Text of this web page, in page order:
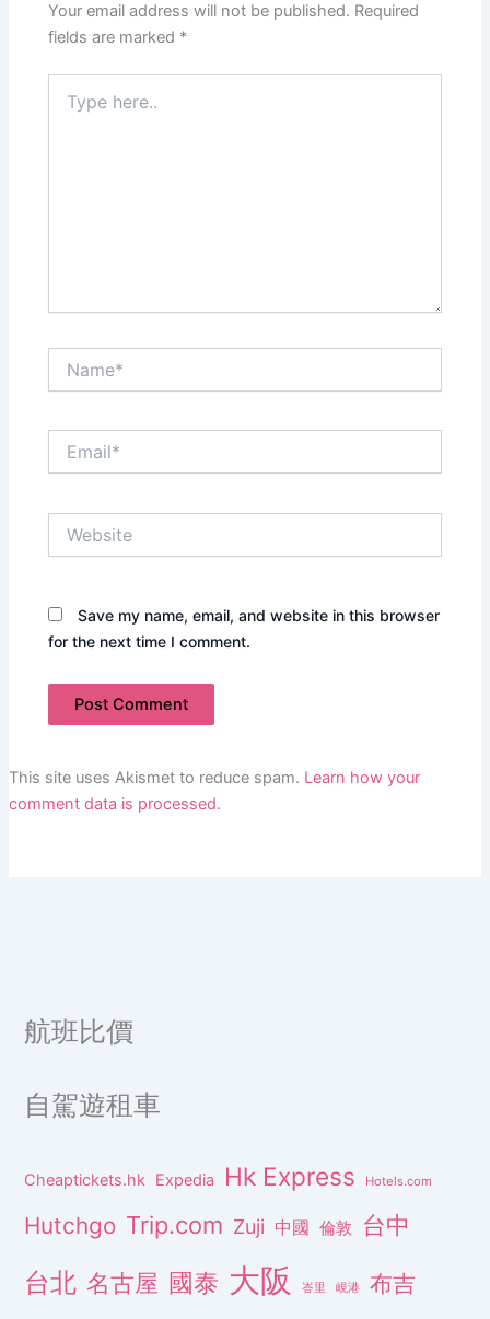
Your email address will not be published. Required
fields are marked *
here..
Save my name, email, and website in this browser
for the next time I comment.
This site uses Akismet to reduce spam. Learn how your
comment data is processed.
航班比價
自駕遊租車
Cheaptickets.hk Expedia Hk Express Hotels.com
Hutchgo Trip.com Zuji 中國 倫敦 台中
台北 名古屋 國泰 大阪 峇里 峴港 布吉